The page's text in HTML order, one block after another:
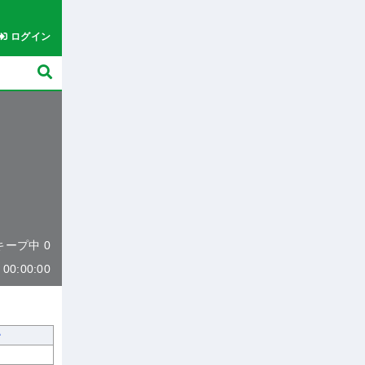
ログイン
ープ中 0
00:00:00